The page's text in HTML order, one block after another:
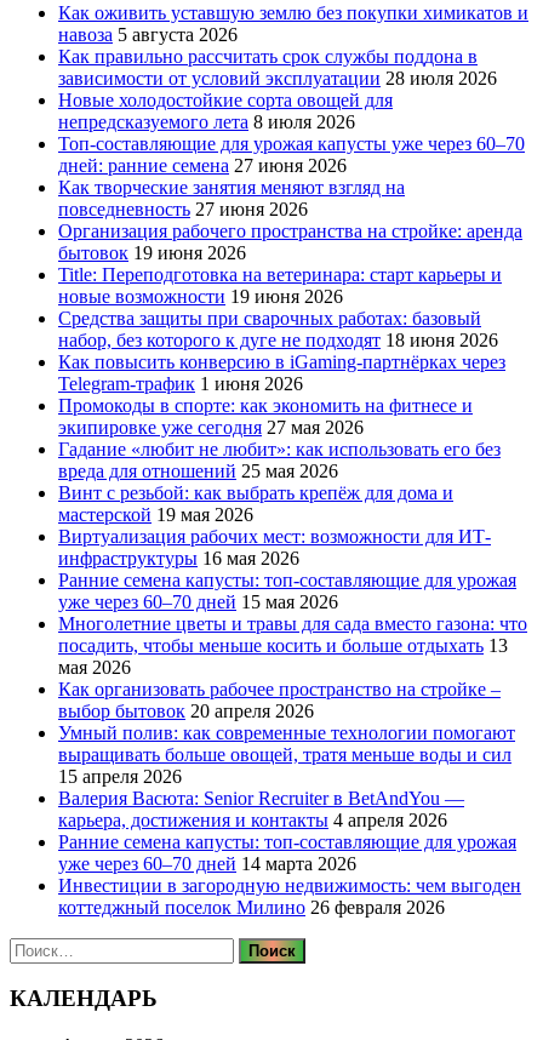
Как оживить уставшую землю без покупки химикатов и
навоза 5 августа 2026
Как правильно рассчитать срок службы поддона в
зависимости от условий эксплуатации 28 июля 2026
Новые холодостойкие сорта овощей для
непредсказуемого лета 8 июля 2026
Топ-составляющие для урожая капусты уже через 60–70
дней: ранние семена 27 июня 2026
Как творческие занятия меняют взгляд на
повседневность 27 июня 2026
Организация рабочего пространства на стройке: аренда
бытовок 19 июня 2026
Title: Переподготовка на ветеринара: старт карьеры и
новые возможности 19 июня 2026
Средства защиты при сварочных работах: базовый
набор, без которого к дуге не подходят 18 июня 2026
Как повысить конверсию в iGaming-партнёрках через
Telegram-трафик 1 июня 2026
Промокоды в спорте: как экономить на фитнесе и
экипировке уже сегодня 27 мая 2026
Гадание «любит не любит»: как использовать его без
вреда для отношений 25 мая 2026
Винт с резьбой: как выбрать крепёж для дома и
мастерской 19 мая 2026
Виртуализация рабочих мест: возможности для ИТ-
инфраструктуры 16 мая 2026
Ранние семена капусты: топ‑составляющие для урожая
уже через 60–70 дней 15 мая 2026
Многолетние цветы и травы для сада вместо газона: что
посадить, чтобы меньше косить и больше отдыхать 13
мая 2026
Как организовать рабочее пространство на стройке –
выбор бытовок 20 апреля 2026
Умный полив: как современные технологии помогают
выращивать больше овощей, тратя меньше воды и сил
15 апреля 2026
Валерия Васюта: Senior Recruiter в BetAndYou —
карьера, достижения и контакты 4 апреля 2026
Ранние семена капусты: топ‑составляющие для урожая
уже через 60–70 дней 14 марта 2026
Инвестиции в загородную недвижимость: чем выгоден
коттеджный поселок Милино 26 февраля 2026
Найти:
КАЛЕНДАРЬ